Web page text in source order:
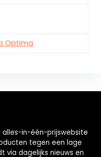
Optima
in-één-prijswebsite
tegen een lage
via dagelijks nieuws en